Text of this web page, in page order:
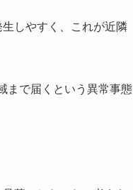
しやすく、これが近隣
まで届くという異常事態